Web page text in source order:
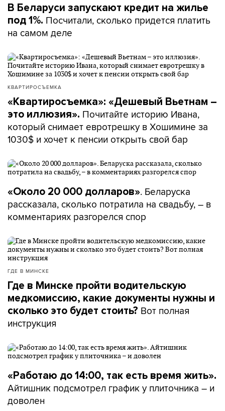
В Беларуси запускают кредит на жилье
под 1%. Посчитали, сколько придется платить
на самом деле
КВАРТИРОСЪЕМКА
«Квартиросъемка»: «Дешевый Вьетнам –
это иллюзия». Почитайте историю Ивана,
который снимает евротрешку в Хошимине за
1030$ и хочет к пенсии открыть свой бар
«Около 20 000 долларов». Беларуска
рассказала, сколько потратила на свадьбу, – в
комментариях разгорелся спор
ГДЕ В МИНСКЕ
Где в Минске пройти водительскую
медкомиссию, какие документы нужны и
сколько это будет стоить? Вот полная
инструкция
«Работаю до 14:00, так есть время жить».
Айтишник подсмотрел график у плиточника – и
доволен